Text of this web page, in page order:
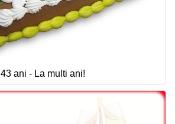
43 ani - La multi ani!